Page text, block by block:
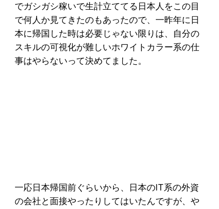
でガシガシ稼いで生計立ててる日本人をこの目
で何人か見てきたのもあったので、一昨年に日
本に帰国した時は必要じゃない限りは、自分の
スキルの可視化が難しいホワイトカラー系の仕
事はやらないって決めてました。
一応日本帰国前ぐらいから、日本のIT系の外資
の会社と面接やったりしてはいたんですが、や